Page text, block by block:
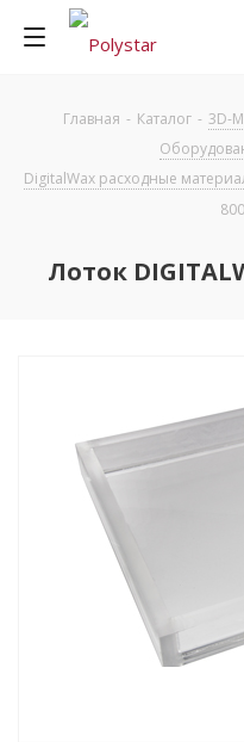
Главная - Каталог - 3D-
DigitalWax расходные
Лоток